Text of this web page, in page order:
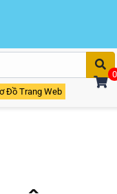
Đồ Trang Web
0